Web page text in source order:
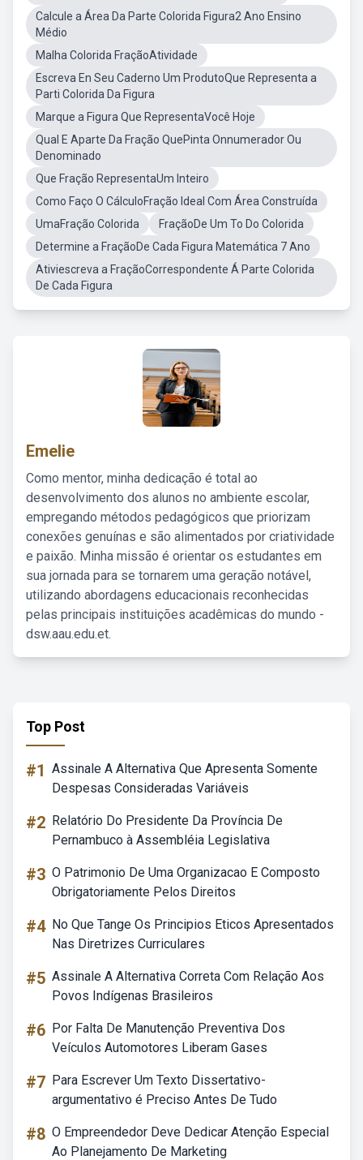
Calcule a Área Da Parte Colorida Figura2 Ano Ensino
Médio
Malha Colorida FraçãoAtividade
Escreva En Seu Caderno Um ProdutoQue Representa a
Parti Colorida Da Figura
Marque a Figura Que RepresentaVocê Hoje
Qual E Aparte Da Fração QuePinta Onnumerador Ou
Denominado
Que Fração RepresentaUm Inteiro
Como Faço O CálculoFração Ideal Com Área Construída
UmaFração Colorida
FraçãoDe Um To Do Colorida
Determine a FraçãoDe Cada Figura Matemática 7 Ano
Ativiescreva a FraçãoCorrespondente Á Parte Colorida
De Cada Figura
Emelie
Como mentor, minha dedicação é total ao
desenvolvimento dos alunos no ambiente escolar,
empregando métodos pedagógicos que priorizam
conexões genuínas e são alimentados por criatividade
e paixão. Minha missão é orientar os estudantes em
sua jornada para se tornarem uma geração notável,
utilizando abordagens educacionais reconhecidas
pelas principais instituições acadêmicas do mundo -
dsw.aau.edu.et.
Top Post
#1 Assinale A Alternativa Que Apresenta Somente
Despesas Consideradas Variáveis
#2 Relatório Do Presidente Da Província De
Pernambuco à Assembléia Legislativa
#3 O Patrimonio De Uma Organizacao E Composto
Obrigatoriamente Pelos Direitos
#4 No Que Tange Os Principios Eticos Apresentados
Nas Diretrizes Curriculares
#5 Assinale A Alternativa Correta Com Relação Aos
Povos Indígenas Brasileiros
#6 Por Falta De Manutenção Preventiva Dos
Veículos Automotores Liberam Gases
#7 Para Escrever Um Texto Dissertativo-
argumentativo é Preciso Antes De Tudo
#8 O Empreendedor Deve Dedicar Atenção Especial
Ao Planejamento De Marketing